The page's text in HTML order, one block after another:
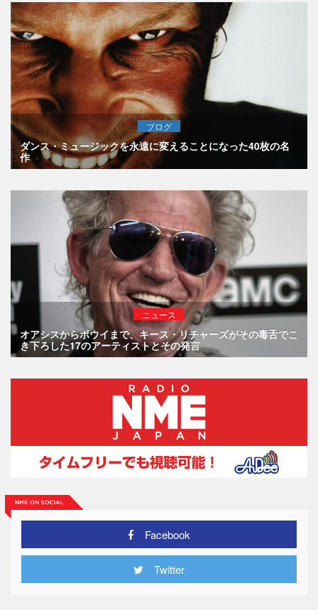
ブログ
ダンス・ミュージックを永遠に変えることになった40枚の名
作
ニュース
オアシスからボウイまで、キース・リチャーズがその毒舌でこ
き下ろした17のアーティストとその発言
Facebook
Twitter